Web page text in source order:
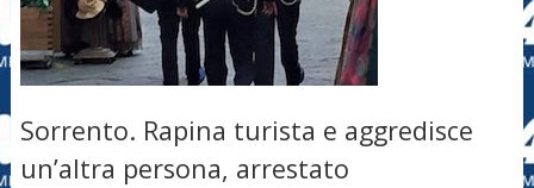
Sorrento. Rapina turista e aggredisce
un’altra persona, arrestato